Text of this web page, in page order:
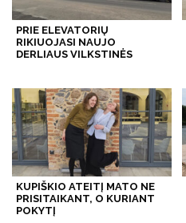
PRIE ELEVATORIŲ
RIKIUOJASI NAUJO
DERLIAUS VILKSTINĖS
KUPIŠKIO ATEITĮ MATO NE
PRISITAIKANT, O KURIANT
POKYTĮ